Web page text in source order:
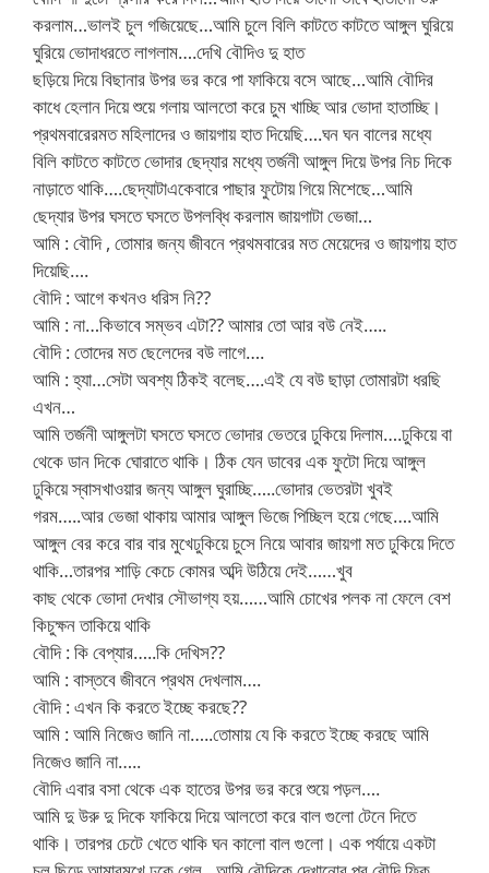
করলাম…ভালই চুল গজিয়েছে…আমি চুলে বিলি কাটতে কাটতে আঙ্গুল ঘুরিয়ে
ঘুরিয়ে ভোদাধরতে লাগলাম….দেখি বৌদিও দু হাত
ছড়িয়ে দিয়ে বিছানার উপর ভর করে পা ফাকিয়ে বসে আছে…আমি বৌদির
কাধে হেলান দিয়ে শুয়ে গলায় আলতো করে চুম খাচ্ছি আর ভোদা হাতাচ্ছি।
প্রথমবারেরমত মহিলাদের ও জায়গায় হাত দিয়েছি….ঘন ঘন বালের মধ্যে
বিলি কাটতে কাটতে ভোদার ছেদ্যার মধ্যে তর্জনী আঙ্গুল দিয়ে উপর নিচ দিকে
নাড়াতে থাকি….ছেদ্যাটাএকেবারে পাছার ফুটোয় গিয়ে মিশেছে…আমি
ছেদ্যার উপর ঘসতে ঘসতে উপলব্ধি করলাম জায়গাটা ভেজা…
আমি : বৌদি , তোমার জন্য জীবনে প্রথমবারের মত মেয়েদের ও জায়গায় হাত
দিয়েছি….
বৌদি : আগে কখনও ধরিস নি??
আমি : না…কিভাবে সম্ভব এটা?? আমার তো আর বউ নেই…..
বৌদি : তোদের মত ছেলেদের বউ লাগে….
আমি : হ্যা…সেটা অবশ্য ঠিকই বলেছ….এই যে বউ ছাড়া তোমারটা ধরছি
এখন…
আমি তর্জনী আঙ্গুলটা ঘসতে ঘসতে ভোদার ভেতরে ঢুকিয়ে দিলাম….ঢুকিয়ে বা
থেকে ডান দিকে ঘোরাতে থাকি। ঠিক যেন ডাবের এক ফুটো দিয়ে আঙ্গুল
ঢুকিয়ে স্বাসখাওয়ার জন্য আঙ্গুল ঘুরাচ্ছি…..ভোদার ভেতরটা খুবই
গরম…..আর ভেজা থাকায় আমার আঙ্গুল ভিজে পিচ্ছিল হয়ে গেছে….আমি
আঙ্গুল বের করে বার বার মুখেঢুকিয়ে চুসে নিয়ে আবার জায়গা মত ঢুকিয়ে দিতে
থাকি…তারপর শাড়ি কেচে কোমর অব্দি উঠিয়ে দেই……খুব
কাছ থেকে ভোদা দেখার সৌভাগ্য হয়……আমি চোখের পলক না ফেলে বেশ
কিচুক্ষন তাকিয়ে থাকি
বৌদি : কি বেপ্যার…..কি দেখিস??
আমি : বাস্তবে জীবনে প্রথম দেখলাম….
বৌদি : এখন কি করতে ইচ্ছে করছে??
আমি : আমি নিজেও জানি না…..তোমায় যে কি করতে ইচ্ছে করছে আমি
নিজেও জানি না…..
বৌদি এবার বসা থেকে এক হাতের উপর ভর করে শুয়ে পড়ল….
আমি দু উরু দু দিকে ফাকিয়ে দিয়ে আলতো করে বাল গুলো টেনে দিতে
থাকি। তারপর চেটে খেতে থাকি ঘন কালো বাল গুলো। এক পর্যায়ে একটা